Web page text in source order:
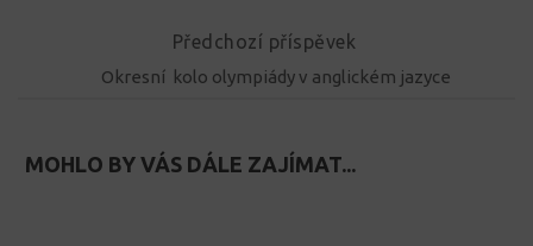
Předchozí příspěvek
Okresní kolo olympiády v anglickém jazyce
MOHLO BY VÁS DÁLE ZAJÍMAT...